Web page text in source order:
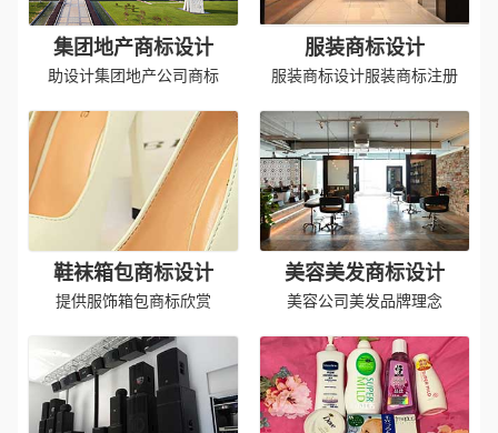
集团地产商标设计
助设计集团地产公司商标
服装商标设计
服装商标设计服装商标注册
鞋袜箱包商标设计
提供服饰箱包商标欣赏
美容美发商标设计
美容公司美发品牌理念